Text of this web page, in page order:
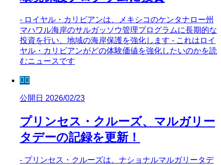
- ロイヤル・カリビアンは、メキシコのケンタナロー州
マハワル海岸のサルガッソウ管理プログラムに長期的な
投資を行い、地域の海岸保護を強化します - これはロイ
ヤル・カリビアンがどの体験価値を強化したいのかを読
むニュースです
🧜‍♀️
公開日 2026/02/23
プリンセス・クルーズ、マルガリー
タデーの記録を更新！
- プリンセス・クルーズは、ナショナルマルガリータデ